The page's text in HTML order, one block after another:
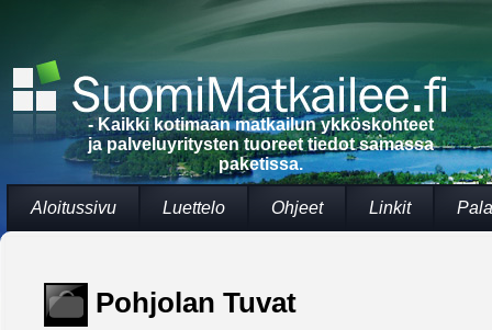
- Kaikki kotimaan matkailun ykköskohteet
ja palveluyritysten tuoreet tiedot samassa
paketissa.
Aloitussivu Luettelo Ohjeet Linkit
Pohjolan Tuvat